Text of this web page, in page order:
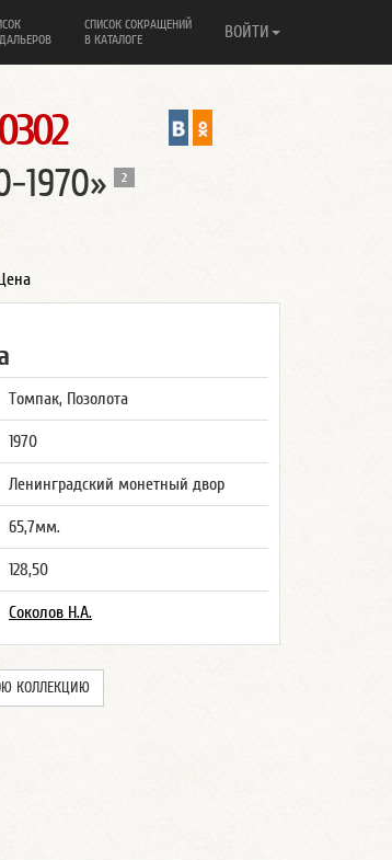
СПИСОК СОКРАЩЕНИЙ
В КАТАЛОГЕ
ВОЙТИ
1970» 2
Томпак, Позолота
1970
Ленинградский монетный двор
65,7мм.
128,50
Соколов Н.А.
КОЛЛЕКЦИЮ